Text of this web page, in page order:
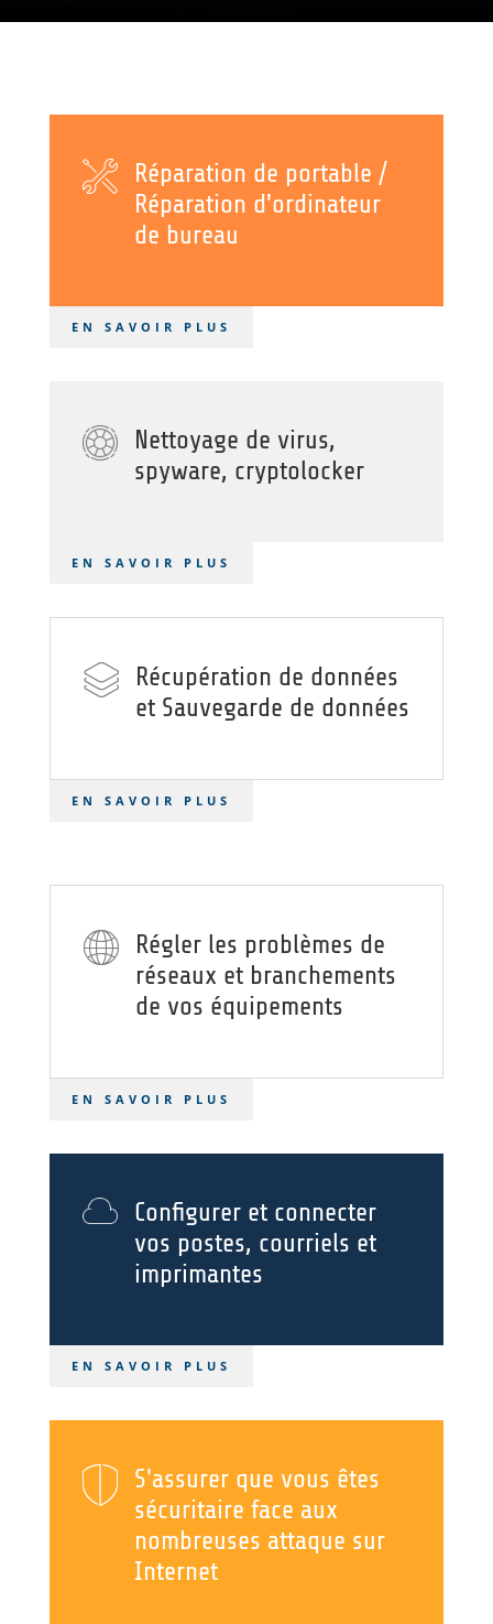
Réparation de portable /
Réparation d'ordinateur
de bureau
EN SAVOIR PLUS
Nettoyage de virus,
spyware, cryptolocker
EN SAVOIR PLUS
Récupération de données
et Sauvegarde de données
EN SAVOIR PLUS
Régler les problèmes de
réseaux et branchements
de vos équipements
EN SAVOIR PLUS
Configurer et connecter
vos postes, courriels et
imprimantes
EN SAVOIR PLUS
S'assurer que vous êtes
sécuritaire face aux
nombreuses attaque sur
Internet